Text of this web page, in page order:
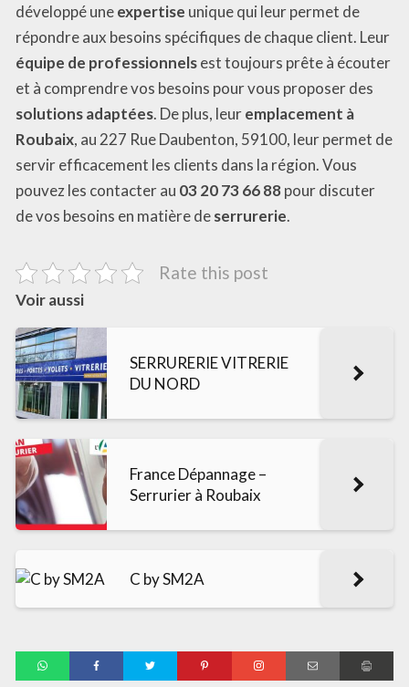
développé uneexpertise unique qui leur permet de
répondre aux besoins spécifiques de chaque client. Leur
équipe de professionnelsest toujours prête à écouter
et à comprendre vos besoins pour vous proposer des
solutions adaptées. De plus, leuremplacement à
Roubaix, au 227 Rue Daubenton, 59100, leur permet de
servir efficacement les clients dans la région. Vous
pouvez les contacter au 03 20 73 66 88pour discuter
de vos besoins en matière deserrurerie.
Rate this post
Voir aussi
SERRURERIE VITRERIE
DU NORD
France Dépannage –
Serrurier à Roubaix
C by SM2A